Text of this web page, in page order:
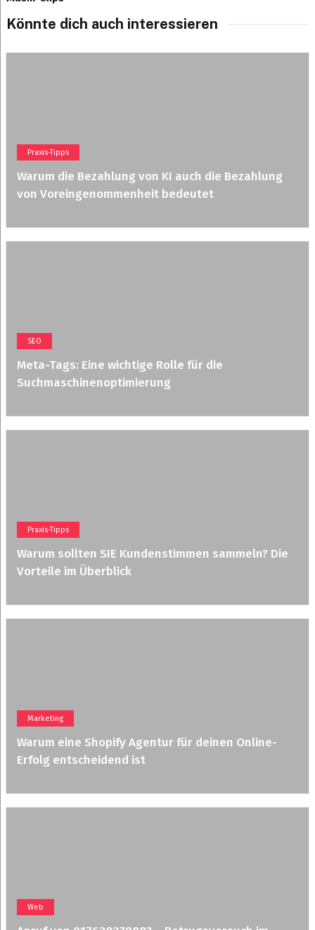
Könnte dich auch interessieren
Praxis-Tipps
Warum die Bezahlung von KI auch die Bezahlung
von Voreingenommenheit bedeutet
SEO
Meta-Tags: Eine wichtige Rolle für die
Suchmaschinenoptimierung
Praxis-Tipps
Warum sollten SIE Kundenstimmen sammeln? Die
Vorteile im Überblick
Marketing
Warum eine Shopify Agentur für deinen Online-
Erfolg entscheidend ist
Web